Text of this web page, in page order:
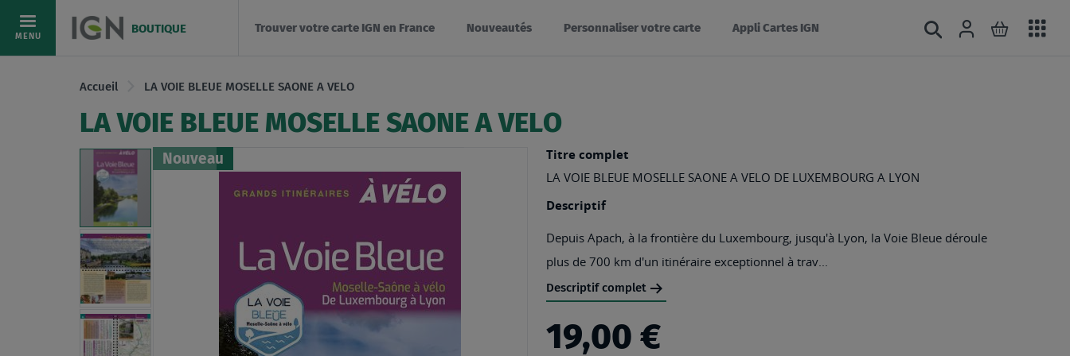
AllezMENU
BOUTIQUE Trouver votre carte IGN en France Nouveautés Personnaliser votre carte Appli Cartes IGN Rechercher
Connexion
Mon
Accueil LA VOIE BLEUE MOSELLE SAONE A VELO
LA VOIE BLEUE MOSELLE SAONE A VELO
Skip
the
end
of
the
images
gallery
Nouveau Titre complet
LA VOIE BLEUE MOSELLE SAONE A VELO DE LUXEMBOURG A LYON
Descriptif
Depuis Apach, à la frontière du Luxembourg, jusqu'à Lyon, la Voie Bleue déroule
plus de 700 km d'un itinéraire exceptionnel à trav...
Descriptif complet
19,00 €